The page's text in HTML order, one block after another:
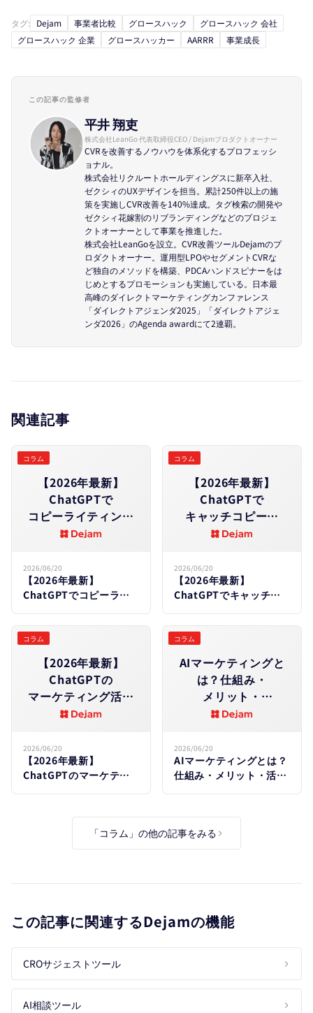
タグ: Dejam 事業者比較 グロースハック
グロースハック 会社
グロースハック 企業
グロースハッカー AARRR 事業成長
この記事の監修者
平井 翔吏
株式会社LeanGo 代表取締役CEO / Dejamプロダクトオーナー
CVRを改善するノウハウを体系化するプロフェッシ
ョナル。
株式会社リクルートホールディングスに新卒入社、
ゼクシィのUXデザインを担当。累計250件以上の施
策を実施しCVR改善を140%達成。タグ検索の開発や
ゼクシィ花嫁割のリブランディングなどのプロジェ
クトオーナーとして事業を推進した。
株式会社LeanGoを設立。CVR改善ツールDejamのプ
ロダクトオーナー。運用型LPOやセグメントCVRな
ど独自のメソッドを構築、PDCAハンドスピナーをは
じめとするプロモーションも実施している。日本最
高峰のダイレクトマーケティングカンファレンス
「ダイレクトアジェンダ2025」「ダイレクトアジェ
ンダ2026」のAgenda awardにて2連覇。
関連記事
【2026年最新】
ChatGPTで​
コピーライティング
する​方​法｜
ロンプトテンプレー
ト集
コラム
2026/06/20
【2026年最新】
ChatGPTでコピーライ
テンプレート集
【2026年最新】
ChatGPTで​
キャッチコピーを​
作る​方​法｜
業種別テンプレート
集
コラム
2026/06/20
【2026年最新】
ChatGPTでキャッチコ
ート集
【2026年最新】
ChatGPTの​
マーケティング活用
法10選｜
実践手順を​解説
コラム
2026/06/20
【2026年最新】
ChatGPTのマーケティ
AIマーケティングと
は？​仕組み・
メリット・
活用事例と​始め方を​
【2026年版】
コラム
2026/06/20
AIマーケティングとは？
仕組み・メリット・活用
「コラム」の他の記事をみる
この記事に関連するDejamの機能
CROサジェストツール
AI相談ツール